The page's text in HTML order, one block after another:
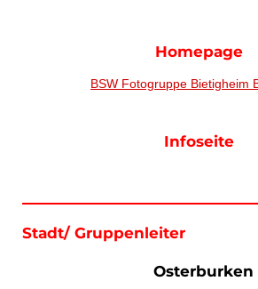
Homepage
BSW Fotogruppe Bietigheim
Infoseite
Stadt/ Gruppenleiter
Osterburken